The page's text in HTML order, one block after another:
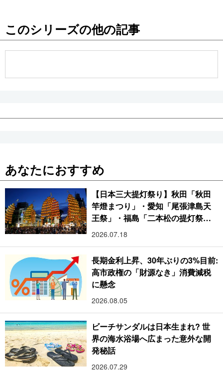
このシリーズの他の記事
あなたにおすすめ
【日本三大提灯祭り】秋田「秋田
竿燈まつり」・愛知「尾張津島天
王祭」・福島「二本松の提灯祭
り」:おびただしい灯火が夜空を照
2026.07.18
長期金利上昇、30年ぶりの3%目前:
高市政権の「財源なき」消費減税
に懸念
2026.08.05
ビーチサンダルは日本生まれ? 世
界の海水浴場へ広まった意外な開
発秘話
2026.07.29